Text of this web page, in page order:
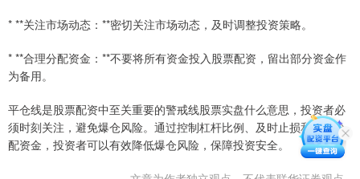
* **关注市场动态：**密切关注市场动态，及时调整投资策略。
* **合理分配资金：**不要将所有资金投入股票配资，留出部分资金作
为备用。
平仓线是股票配资中至关重要的警戒线股票实盘什么意思，投资者必
须时刻关注，避免爆仓风险。通过控制杠杆比例、及时止损和合理分
配资金，投资者可以有效降低爆仓风险，保障投资安全。